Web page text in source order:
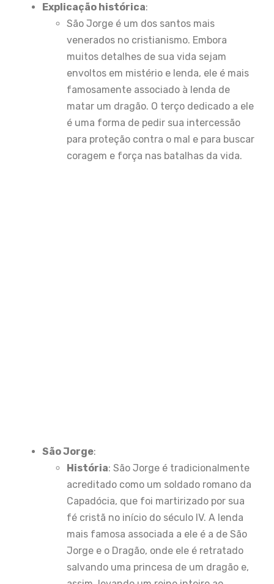
Explicação histórica:
São Jorge é um dos santos mais
venerados no cristianismo. Embora
muitos detalhes de sua vida sejam
envoltos em mistério e lenda, ele é mais
famosamente associado à lenda de
matar um dragão. O terço dedicado a ele
é uma forma de pedir sua intercessão
para proteção contra o mal e para buscar
coragem e força nas batalhas da vida.
São Jorge:
História: São Jorge é tradicionalmente
acreditado como um soldado romano da
Capadócia, que foi martirizado por sua
fé cristã no início do século IV. A lenda
mais famosa associada a ele é a de São
Jorge e o Dragão, onde ele é retratado
salvando uma princesa de um dragão e,